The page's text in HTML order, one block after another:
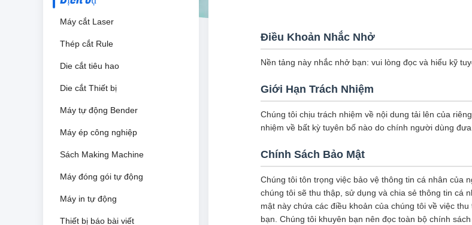
Máy cắt Laser
Thép cắt Rule
Die cắt tiêu hao
Die cắt Thiết bị
Máy tự động Bender
Máy ép công nghiệp
Sách Making Machine
Máy đóng gói tự động
Máy in tự động
Thiết bị báo bài viết
Điều Khoản Nhắc Nhở
Nền tảng này nhắc nhở bạn: vui lòng đọc và hiểu kỹ
Giới Hạn Trách Nhiệm
Chúng tôi chịu trách nhiệm về nội dung tải lên của
nhiệm về bất kỳ tuyên bố nào do chính người dùng đưa
Chính Sách Bảo Mật
Chúng tôi tôn trọng việc bảo vệ thông tin cá nhân của
chúng tôi sẽ thu thập, sử dụng và chia sẻ thông tin cá
mật này chứa các điều khoản của chúng tôi về việc
bạn. Chúng tôi khuyên bạn nên đọc toàn bộ chính